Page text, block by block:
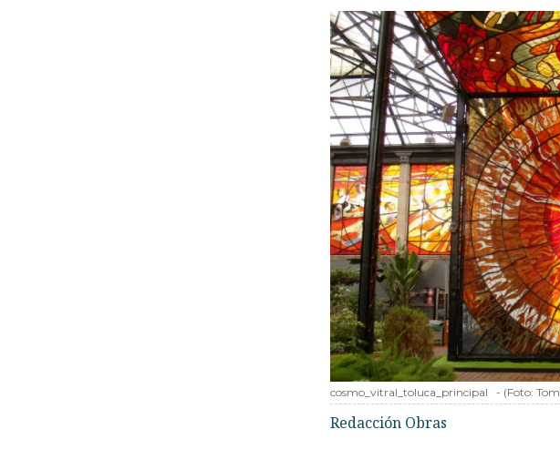
cosmo_vitral_toluca_principal - (Foto:
Redacción Obras